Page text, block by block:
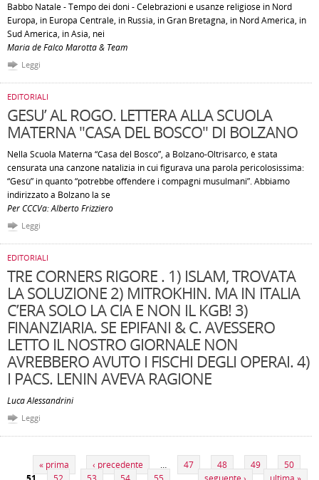
Babbo Natale - Tempo dei doni - Celebrazioni e usanze religiose in Nord
Europa, in Europa Centrale, in Russia, in Gran Bretagna, in Nord America, in
Sud America, in Asia, nei
Maria de Falco Marotta & Team
Leggi
EDITORIALI
GESU’ AL ROGO. LETTERA ALLA SCUOLA
MATERNA "CASA DEL BOSCO" DI BOLZANO
Nella Scuola Materna “Casa del Bosco”, a Bolzano-Oltrisarco, è stata
censurata una canzone natalizia in cui figurava una parola pericolosissima:
“Gesù” in quanto “potrebbe offendere i compagni musulmani”. Abbiamo
indirizzato a Bolzano la se
Per CCCVa: Alberto Frizziero
Leggi
EDITORIALI
TRE CORNERS RIGORE . 1) ISLAM, TROVATA
LA SOLUZIONE 2) MITROKHIN. MA IN ITALIA
C’ERA SOLO LA CIA E NON IL KGB! 3)
FINANZIARIA. SE EPIFANI & C. AVESSERO
LETTO IL NOSTRO GIORNALE NON
AVREBBERO AVUTO I FISCHI DEGLI OPERAI. 4)
I PACS. LENIN AVEVA RAGIONE
Luca Alessandrini
Leggi
« prima ‹ precedente … 47 48 49
50